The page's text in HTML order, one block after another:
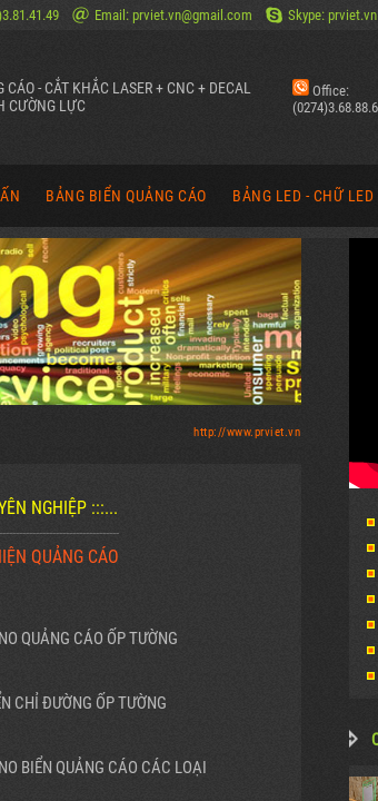
Email: prviet.vn@gmail.com Skype: prviet.vn
- CẮT KHẮC LASER + CNC + DECAL
CƯỜNG LỰC
Office:
QUẢNG CÁO
POSTER
BACKGROUND
VĂN PHÒNG
DIỄU HÀNH
BẢNG BIỂN QUẢNG CÁO
BẢNG HIỆU, HỘP ĐÈN QUẢNG CÁO
MẶT DỰNG ALU, TẤM QUẢNG CÁO
CHỮ NỔI MICA, ALUMIN, INOX, TÔN
PANO QUẢNG CÁO, BIỂN CHỈ ĐƯỜNG
HÌNH ẢNH THIẾT KẾ (QUẢNG CÁO)
BẢNG LED - CHỮ LED
CHỮ ĐÈN LED QUẢNG
BIỂU TƯỢNG ĐÈN LED
BẢNG ĐÈN LED - HỘP
BẢNG ĐIỆN TỬ - MÀN
HÌNH ẢNH THIẾT KẾ
http://www.prviet.vn
NGHIỆP :::...
QUẢNG CÁO
QUẢNG CÁO ỐP TƯỜNG
CHỈ ĐƯỜNG ỐP TƯỜNG
BIỂN QUẢNG CÁO CÁC LOẠI